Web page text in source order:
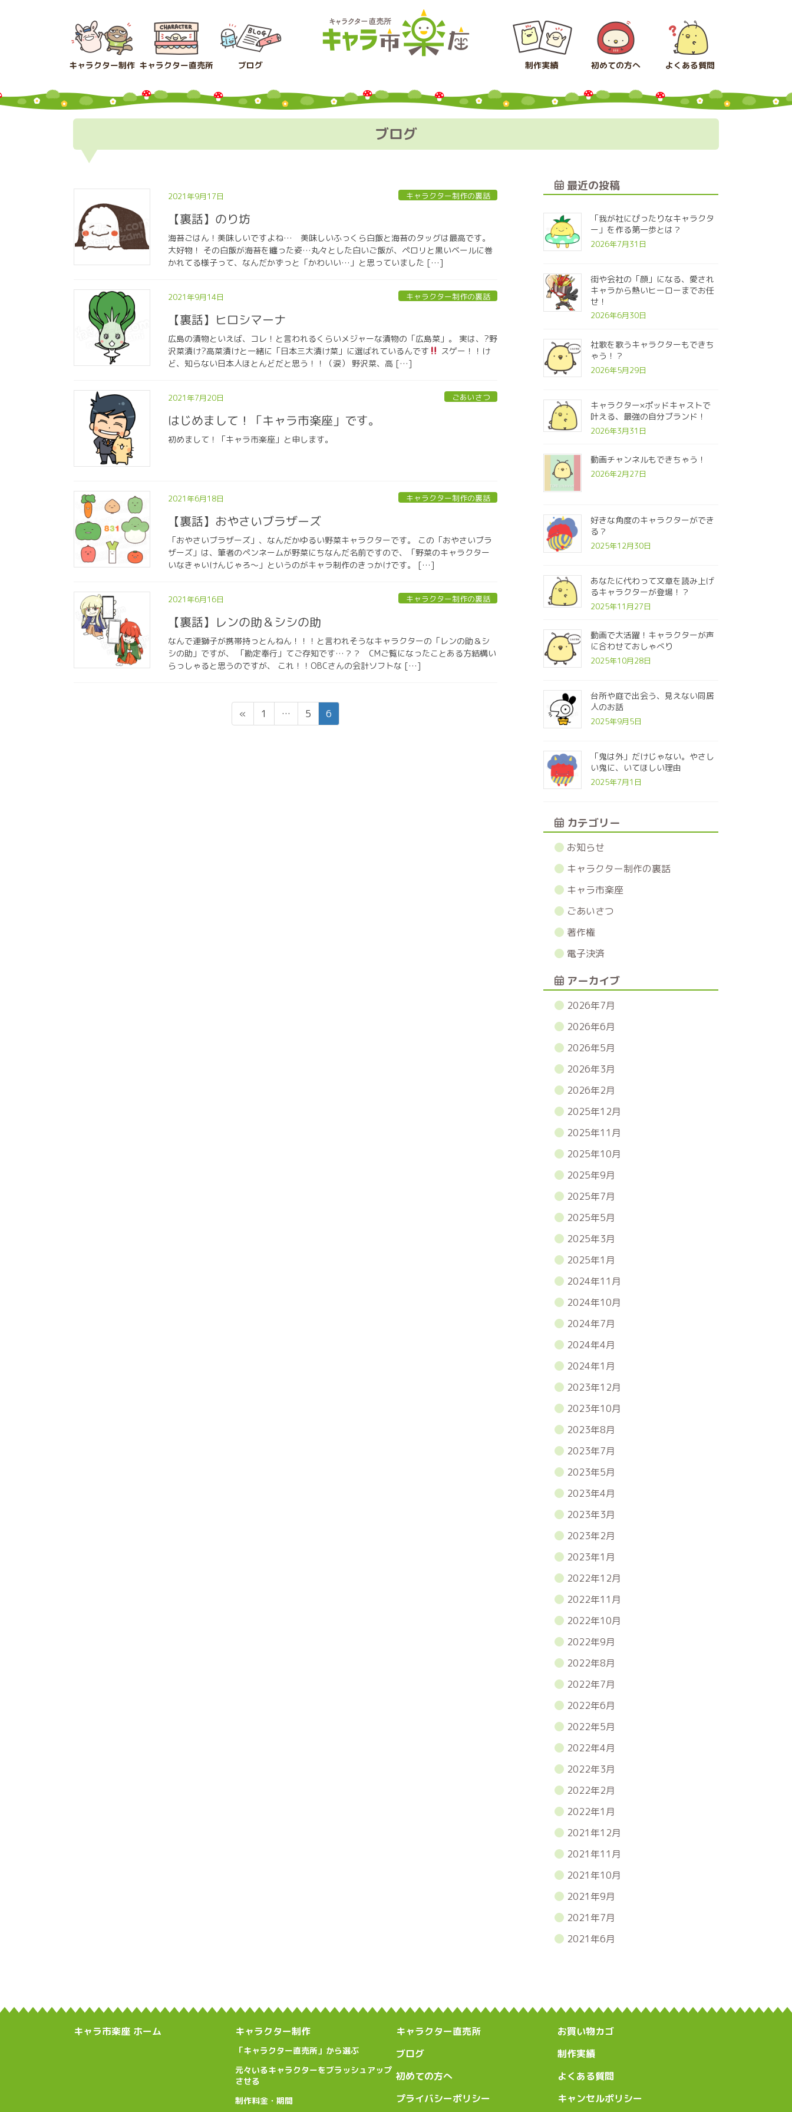
ス
キ
ン
に
キャラクター制作 キャラクター直売所 ブログ 制作実績 初めての方へ よくある質問
ブログ
2021年9月17日 キャラクター制作の裏話
【裏話】のり坊
海苔ごはん！美味しいですよね… 美味しいふっくら白飯と海苔のタッグは最高です。
大好物！ その白飯が海苔を纏った姿…丸々とした白いご飯が、ペロリと黒いベールに巻
かれてる様子って、なんだかずっと「かわいい…」と思っていました […]
2021年9月14日 キャラクター制作の裏話
【裏話】ヒロシマーナ
広島の漬物といえば、コレ！と言われるくらいメジャーな漬物の「広島菜」。 実は、?野
沢菜漬け?高菜漬けと一緒に「日本三大漬け菜」に選ばれているんです
スゲー！！け
ど、知らない日本人ほとんどだと思う！！（涙） 野沢菜、高 […]
2021年7月20日 ごあいさつ
はじめまして！「キャラ市楽座」です。
初めまして！「キャラ市楽座」と申します。
2021年6月18日 キャラクター制作の裏話
【裏話】おやさいブラザーズ
「おやさいブラザーズ」、なんだかゆるい野菜キャラクターです。 この「おやさいブラ
ザーズ」は、筆者のペンネームが野菜にちなんだ名前ですので、「野菜のキャラクター
いなきゃいけんじゃろ〜」というのがキャラ制作のきっかけです。 […]
2021年6月16日 キャラクター制作の裏話
【裏話】レンの助＆シシの助
なんで連獅子が携帯持っとんねん！！！と言われそうなキャラクターの「レンの助＆シ
シの助」ですが、 「勘定奉行」てご存知です…？？ CMご覧になったことある方結構い
らっしゃると思うのですが、 これ！！OBCさんの会計ソフトな […]
«
固
定
1 …
固
定
5
固
定
6
最近の投稿
「我が社にぴったりなキャラクタ
ー」を作る第一歩とは？
2026年7月31日
街や会社の「顔」になる、愛され
キャラから熱いヒーローまでお任
せ！
2026年6月30日
社歌を歌うキャラクターもできち
ゃう！？
2026年5月29日
キャラクター×ポッドキャストで
叶える、最強の自分ブランド！
2026年3月31日
動画チャンネルもできちゃう！
2026年2月27日
好きな角度のキャラクターができ
る？
2025年12月30日
あなたに代わって文章を読み上げ
るキャラクターが登場！？
2025年11月27日
動画で大活躍！キャラクターが声
に合わせておしゃべり
2025年10月28日
台所や庭で出会う、見えない同居
人のお話
2025年9月5日
「鬼は外」だけじゃない。やさし
い鬼に、いてほしい理由
2025年7月1日
カテゴリー
お知らせ
キャラクター制作の裏話
キャラ市楽座
ごあいさつ
著作権
電子決済
アーカイブ
2026年7月
2026年6月
2026年5月
2026年3月
2026年2月
2025年12月
2025年11月
2025年10月
2025年9月
2025年7月
2025年5月
2025年3月
2025年1月
2024年11月
2024年10月
2024年7月
2024年4月
2024年1月
2023年12月
2023年10月
2023年8月
2023年7月
2023年5月
2023年4月
2023年3月
2023年2月
2023年1月
2022年12月
2022年11月
2022年10月
2022年9月
2022年8月
2022年7月
2022年6月
2022年5月
2022年4月
2022年3月
2022年2月
2022年1月
2021年12月
2021年11月
2021年10月
2021年9月
2021年7月
2021年6月
キャラ市楽座 ホーム キャラクター制作
「キャラクター直売所」から選ぶ
元々いるキャラクターをブラッシュアップ
させる
制作料金・期間
キャラクター直売所
お買い物カゴ
ブログ
制作実績
初めての方へ
よくある質問
プライバシーポリシー
キャンセルポリシー